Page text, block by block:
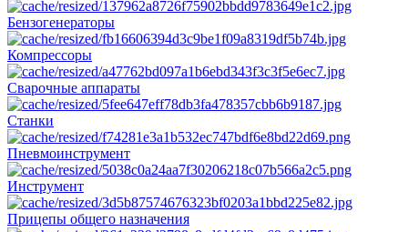
Бензогенераторы
Компрессоры
Сварочные аппараты
Станки
Пневмоинструмент
Инструмент
Прицепы общего назначения